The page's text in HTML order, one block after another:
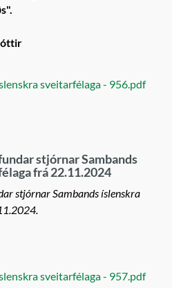
sveitarfélaga - 956.pdf
stjórnar Sambands
frá 22.11.2024
stjórnar Sambands íslenskra
sveitarfélaga - 957.pdf